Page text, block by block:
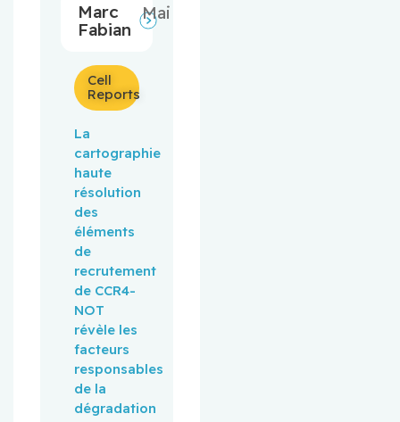
Marc
Fabian
Mai
Cell
Reports
La
cartographie
haute
résolution
des
éléments
de
recrutement
de CCR4-
NOT
révèle les
facteurs
responsables
de la
dégradation